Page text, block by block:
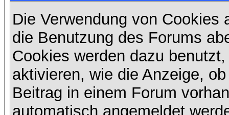
Die Verwendung von
die Benutzung des Forums
Cookies werden dazu
aktivieren, wie die Anzeige,
Beitrag in einem Forum
automatisch angemeldet